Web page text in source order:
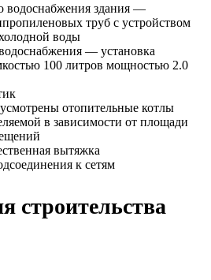
водоснабжения здания —
труб с устройством
воды
— установка
100 литров мощностью 2.0
отопительные котлы
в зависимости от площади
вытяжка
к сетям
строительства